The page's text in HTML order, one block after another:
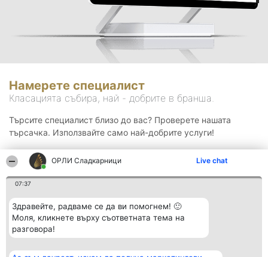
ОРЛИ Сладкарници Live chat
07:37
Здравейте, радваме се да ви помогнем! 🙂
Моля, кликнете върху съответната тема на
разговора!
Намерете специалист
Класацията събира, най - добрите в бранша.
Търсите специалист близо до вас? Проверете нашата
търсачка. Използвайте само най-добрите услуги!